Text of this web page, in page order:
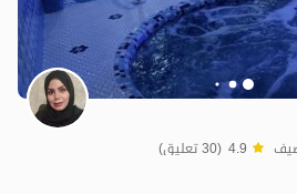
4.9 (30 تعليق)